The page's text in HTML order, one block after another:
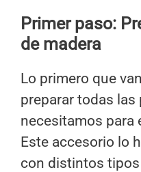
Primer paso:
de madera
Lo primero que
preparar todas las
necesitamos para
Este accesorio lo
con distintos